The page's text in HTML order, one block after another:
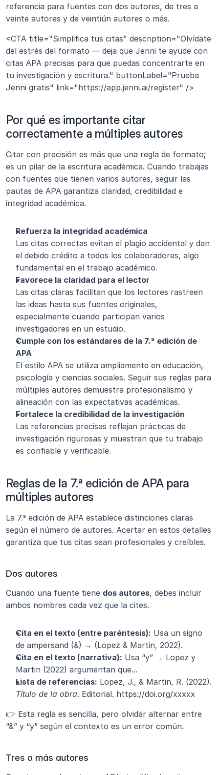
referencia para fuentes con dos autores, de tres a
veinte autores y de veintiún autores o más.
<CTA title="Simplifica tus citas" description="Olvídate
del estrés del formato — deja que Jenni te ayude con
citas APA precisas para que puedas concentrarte en
tu investigación y escritura." buttonLabel="Prueba
Jenni gratis" link="https://app.jenni.ai/register" />
Por qué es importante citar
correctamente a múltiples autores
Citar con precisión es más que una regla de formato;
es un pilar de la escritura académica. Cuando trabajas
con fuentes que tienen varios autores, seguir las
pautas de APA garantiza claridad, credibilidad e
integridad académica.
Refuerza la integridad académica
Las citas correctas evitan el plagio accidental y dan
el debido crédito a todos los colaboradores, algo
fundamental en el trabajo académico.
Favorece la claridad para el lector
Las citas claras facilitan que los lectores rastreen
las ideas hasta sus fuentes originales,
especialmente cuando participan varios
investigadores en un estudio.
Cumple con los estándares de la 7.ª edición de
APA
El estilo APA se utiliza ampliamente en educación,
psicología y ciencias sociales. Seguir sus reglas para
múltiples autores demuestra profesionalismo y
alineación con las expectativas académicas.
Fortalece la credibilidad de la investigación
Las referencias precisas reflejan prácticas de
investigación rigurosas y muestran que tu trabajo
es confiable y verificable.
Reglas de la 7.ª edición de APA para
múltiples autores
La 7.ª edición de APA establece distinciones claras
según el número de autores. Acertar en estos detalles
garantiza que tus citas sean profesionales y creíbles.
Dos autores
Cuando una fuente tiene dos autores, debes incluir
ambos nombres cada vez que la cites.
Cita en el texto (entre paréntesis): Usa un signo
de ampersand (&) → (Lopez & Martin, 2022).
Cita en el texto (narrativa): Usa “y” → Lopez y
Martin (2022) argumentan que...
Lista de referencias:
Título de la obra. Editorial. https://doi.org/xxxxx
👉 Esta regla es sencilla, pero olvidar alternar entre
“&” y “y” según el contexto es un error común.
Tres o más autores